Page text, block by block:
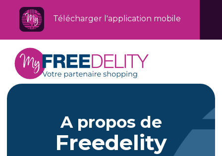
Télécharger l'application mobile
A propos de
Freedelity